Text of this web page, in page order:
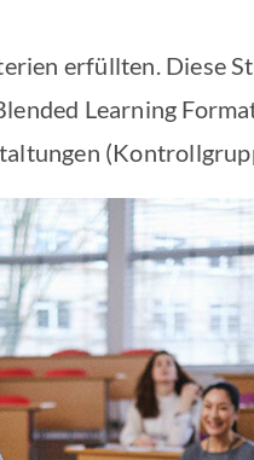
erfüllten. Diese
Learning